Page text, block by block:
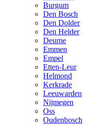
Burgum
Den Bosch
Den Dolder
Den Helder
Deurne
Emmen
Empel
Etten-Leur
Helmond
Kerkrade
Leeuwarden
Nijmegen
Oss
Oudenbosch